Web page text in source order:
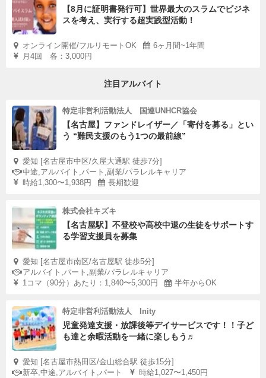
【8月に証明書発行可】世界最大のスラムでビジネ
スを考え、実行する超実践型活動！
オンライン開催/フルリモートOK
6ヶ月間~1年間
月4回 各：3,000円
注目アルバイト
特定非営利活動法人 国連UNHCR協会
【名古屋】ファンドレイザー／「寄付を募る」とい
う “難民支援のもう1つの最前線”
愛知 [名古屋市中区/久屋大通駅 徒歩7分]
中途,アルバイト,パート,副業/パラレルキャリア
時給1,300〜1,938円
長期歓迎
株式会社キズキ
【名古屋駅】不登校や高校中退の生徒をサポートす
る学習支援員を募集
愛知 [名古屋市南区/名古屋駅 徒歩5分]
アルバイト,パート,副業/パラレルキャリア
1コマ（90分）あたり：1,840〜5,300円
半年からOK
特定非営利活動法人 Inity
児童発達支援・放課後等デイサービスです！！子ど
も達と余暇活動を一緒に楽しもう♬
愛知 [名古屋市熱田区/金山総合駅 徒歩15分]
新卒,中途,アルバイト,パート
時給1,027〜1,450円